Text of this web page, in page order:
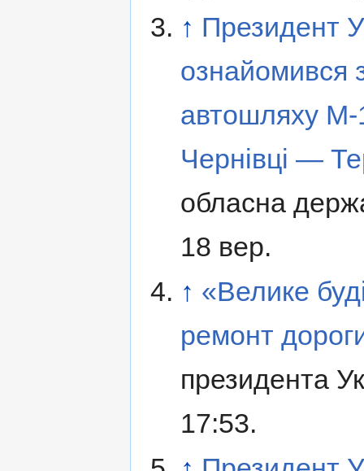
↑ Президент
ознайомився
автошляху
Чернівці —
обласна
18 вер.
↑ «Велике
ремонт
президента
17:53.